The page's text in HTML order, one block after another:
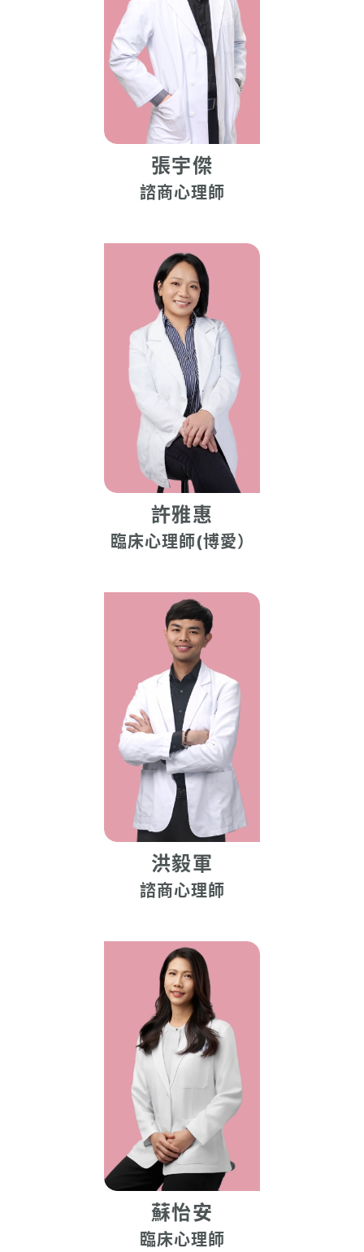
張宇傑
諮商心理師
許雅惠
臨床心理師(博愛）
洪毅軍
諮商心理師
蘇怡安
臨床心理師